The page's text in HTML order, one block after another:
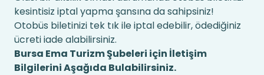
kesintisiz iptal yapma şansına da sahipsiniz!
Otobüs biletinizi tek tık ile iptal edebilir, ödediğiniz
ücreti iade alabilirsiniz.
Bursa Ema Turizm Şubeleri için İletişim
Bilgilerini Aşağıda Bulabilirsiniz.